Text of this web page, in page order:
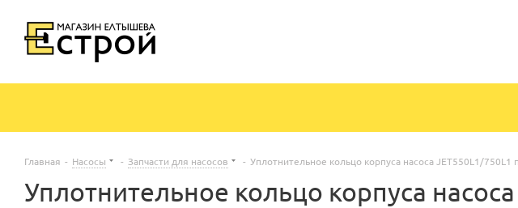
Главная - Насосы - Запчасти для насосов - Уплотнительное кольцо корпуса насоса JET550L1/750L1
Уплотнительное кольцо корпуса